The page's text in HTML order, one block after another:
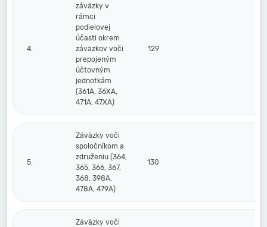
4.
záväzky v
rámci
podielovej
účasti okrem
záväzkov voči
prepojeným
účtovným
jednotkám
(361A, 36XA,
471A, 47XA)
129
5.
Záväzky voči
spoločníkom a
združeniu (364,
365, 366, 367,
368, 398A,
478A, 479A)
130
Záväzky voči